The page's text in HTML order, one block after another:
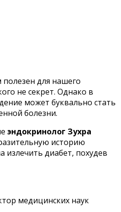
для нашего
не секрет. Однако в
может буквально стать
болезни.
эндокринолог Зухра
историю
излечить диабет, похудев
медицинских наук